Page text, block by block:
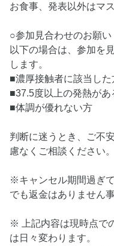
お食事、発表以外はマ
○参加見合わせのお願い
以下の場合は、参加を
します。
■濃厚接触者に該当した
■37.5度以上の発熱があ
■体調が優れない方
判断に迷うとき、ご不
慮なくご相談ください。
※キャンセル期間過ぎ
でも返金はありません
※ 上記内容は現時点で
は日々変わります。